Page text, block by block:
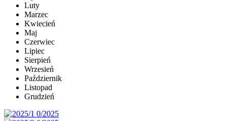
Luty
Marzec
Kwiecień
Maj
Czerwiec
Lipiec
Sierpień
Wrzesień
Październik
Listopad
Grudzień